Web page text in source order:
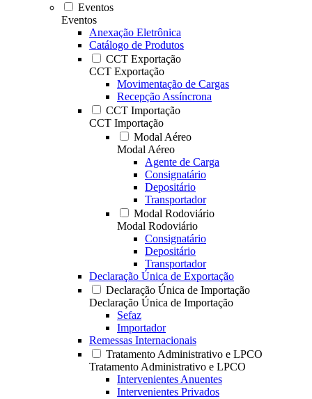
Eventos
Eventos
Anexação Eletrônica
Catálogo de Produtos
CCT Exportação
CCT Exportação
Movimentação de Cargas
Recepção Assíncrona
CCT Importação
CCT Importação
Modal Aéreo
Modal Aéreo
Agente de Carga
Consignatário
Depositário
Transportador
Modal Rodoviário
Modal Rodoviário
Consignatário
Depositário
Transportador
Declaração Única de Exportação
Declaração Única de Importação
Declaração Única de Importação
Sefaz
Importador
Remessas Internacionais
Tratamento Administrativo e LPCO
Tratamento Administrativo e LPCO
Intervenientes Anuentes
Intervenientes Privados